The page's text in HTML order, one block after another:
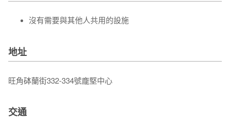
沒有需要與其他人共用的設施
地址
旺角砵蘭街332-334號龐堅中心
交通